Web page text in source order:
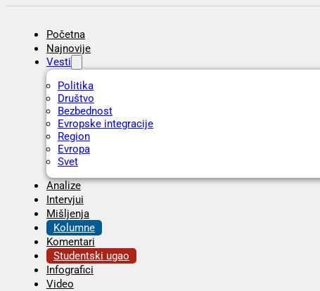
Početna
Najnovije
Vesti
Politika
Društvo
Bezbednost
Evropske integracije
Region
Evropa
Svet
Analize
Intervjui
Mišljenja
Kolumne
Komentari
Studentski ugao
Infografici
Video